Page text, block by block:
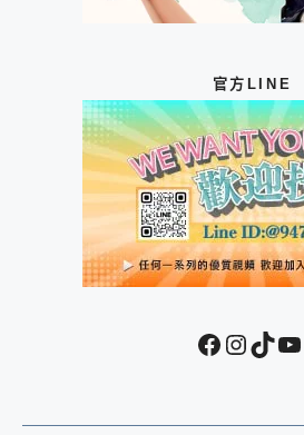
官方LINE
Facebook